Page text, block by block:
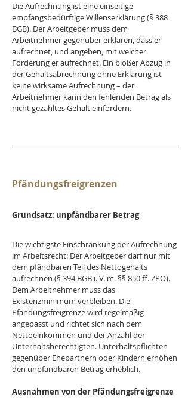
Die Aufrechnung ist eine einseitige
empfangsbedürftige Willenserklärung (§ 388
BGB). Der Arbeitgeber muss dem
Arbeitnehmer gegenüber erklären, dass er
aufrechnet, und angeben, mit welcher
Forderung er aufrechnet. Ein bloßer Abzug in
der Gehaltsabrechnung ohne Erklärung ist
keine wirksame Aufrechnung – der
Arbeitnehmer kann den fehlenden Betrag als
nicht gezahltes Gehalt einfordern.
Pfändungsfreigrenzen
Grundsatz: unpfändbarer Betrag
Die wichtigste Einschränkung der Aufrechnung
im Arbeitsrecht: Der Arbeitgeber darf nur mit
dem pfändbaren Teil des Nettogehalts
aufrechnen (§ 394 BGB i. V. m. §§ 850 ff. ZPO).
Dem Arbeitnehmer muss das
Existenzminimum verbleiben. Die
Pfändungsfreigrenze wird regelmäßig
angepasst und richtet sich nach dem
Nettoeinkommen und der Anzahl der
Unterhaltsberechtigten. Unterhaltspflichten
gegenüber Ehepartnern oder Kindern erhöhen
den unpfändbaren Betrag erheblich.
Ausnahmen von der Pfändungsfreigrenze